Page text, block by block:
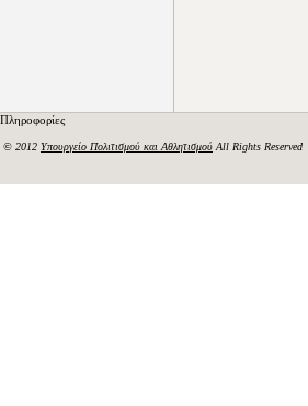
Πληροφορίες
© 2012 Υπουργείο Πολιτισμού και Αθλητισμού All Rights Reserved